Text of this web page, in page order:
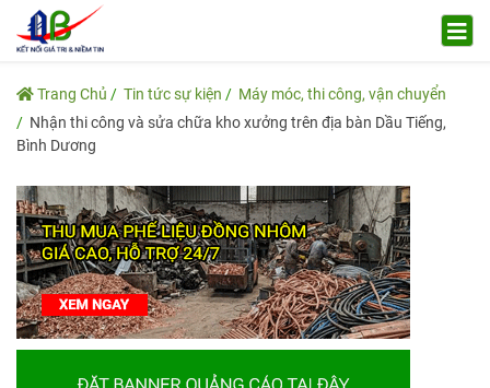
Trang Chủ Tin tức sự kiện
Máy móc, thi công, vận chuyển
Nhận thi công và sửa chữa kho xưởng trên địa bàn Dầu Tiếng,
Bình Dương